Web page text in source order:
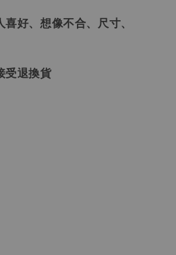
好、想像不合、尺寸、
受退換貨